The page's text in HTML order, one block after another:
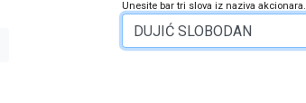
Unesite bar tri slova iz naziva akcionara.